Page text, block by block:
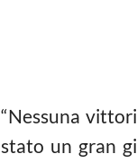
“Nessuna
stato un gran